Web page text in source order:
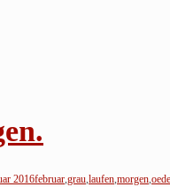
2016februar,grau,laufen,morgen,oede